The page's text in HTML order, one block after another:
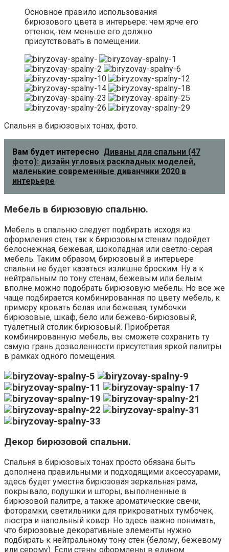
Основное правило использования
бирюзового цвета в интерьере: чем ярче его
оттенок, тем меньше его должно
присутствовать в помещении.
Спальня в бирюзовых тонах, фото.
Вам будет интересно Диваны для спальни (47
фото): дизайн угловых раскладных моделей,
маленькие современные диванчики 2020 в
интерьере
Мебель в бирюзовую спальню.
Мебель в спальню следует подбирать исходя из
оформления стен, так к бирюзовым стенам подойдет
белоснежная, бежевая, шоколадная или светло-серая
мебель. Таким образом, бирюзовый в интерьере
спальни не будет казаться излишне броским. Ну а к
нейтральным по тону стенам, бежевым или белым
вполне можно подобрать бирюзовую мебель. Но все же
чаще подбирается комбинированная по цвету мебель, к
примеру кровать белая или бежевая, тумбочки
бирюзовые, шкаф, бело или бежево-бирюзовый,
туалетный столик бирюзовый. Приобретая
комбинированную мебель, вы сможете сохранить ту
самую грань дозволенности присутствия яркой палитры
в рамках одного помещения.
Декор бирюзовой спальни.
Спальня в бирюзовых тонах просто обязана быть
дополнена правильными и подходящими аксессуарами,
здесь будет уместна бирюзовая зеркальная рама,
покрывало, подушки и шторы, выполненные в
бирюзовой палитре, а также ароматические свечи,
фоторамки, светильники для прикроватных тумбочек,
люстра и напольный ковер. Но здесь важно понимать,
что бирюзовые декоративные элементы нужно
подбирать к нейтральному тону стен (белому, бежевому
или серому). Если стены оформлены в едином